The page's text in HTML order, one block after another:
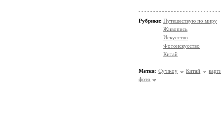
Рубрики: Путешествую по миру
Живопись
Искусство
Фотоискусство
Китай
Метки: Сучжоу Китай
фото